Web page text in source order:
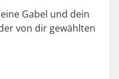
Gabel und dein
von dir gewählten